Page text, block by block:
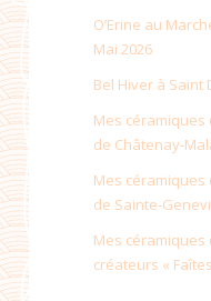
O’Erine au
Mai 2026
Bel Hiver à Saint
Mes céramiques
de Châtenay-
Mes céramiques
de Sainte-
Mes céramiques
créateurs «